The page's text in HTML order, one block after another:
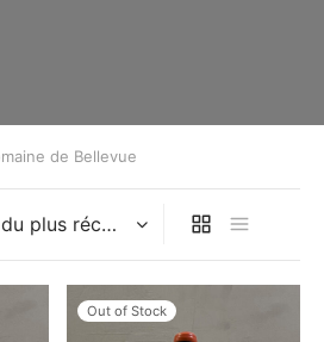
de Bellevue
Out of Stock